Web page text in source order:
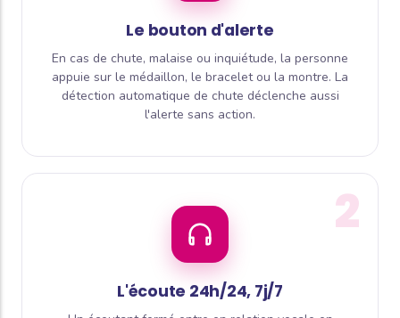
Le bouton d'alerte
En cas de chute, malaise ou inquiétude, la personne
appuie sur le médaillon, le bracelet ou la montre. La
détection automatique de chute déclenche aussi
l'alerte sans action.
2
L'écoute 24h/24, 7j/7